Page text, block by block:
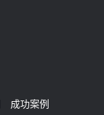
成功案例